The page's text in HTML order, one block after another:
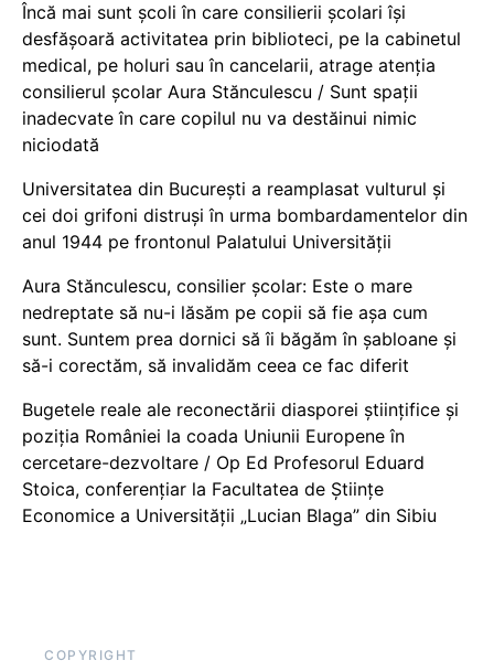
Încă mai sunt școli în care consilierii școlari își
desfășoară activitatea prin biblioteci, pe la cabinetul
medical, pe holuri sau în cancelarii, atrage atenția
consilierul școlar Aura Stănculescu / Sunt spații
inadecvate în care copilul nu va destăinui nimic
niciodată
Universitatea din București a reamplasat vulturul și
cei doi grifoni distruși în urma bombardamentelor din
anul 1944 pe frontonul Palatului Universității
Aura Stănculescu, consilier școlar: Este o mare
nedreptate să nu-i lăsăm pe copii să fie așa cum
sunt. Suntem prea dornici să îi băgăm în șabloane și
să-i corectăm, să invalidăm ceea ce fac diferit
Bugetele reale ale reconectării diasporei științifice și
poziția României la coada Uniunii Europene în
cercetare-dezvoltare / Op Ed Profesorul Eduard
Stoica, conferențiar la Facultatea de Științe
Economice a Universității „Lucian Blaga” din Sibiu
COPYRIGHT